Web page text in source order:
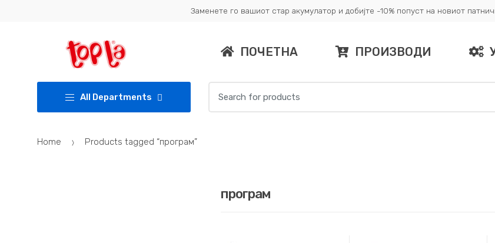
Заменете го вашиот стар акумулатор и добијте -10% попуст на новиот
ПОЧЕТНА ПРОИЗВОДИ
All Departments
for:
Home Products tagged “програм”
програм